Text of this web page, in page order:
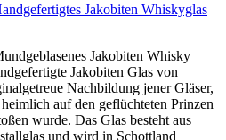
Jakobiten Whiskyglas
Jakobiten Whisky
Jakobiten Glas von
Nachbildung jener Gläser,
auf den geflüchteten Prinzen
wurde. Das Glas besteht aus
und wird in Schottland